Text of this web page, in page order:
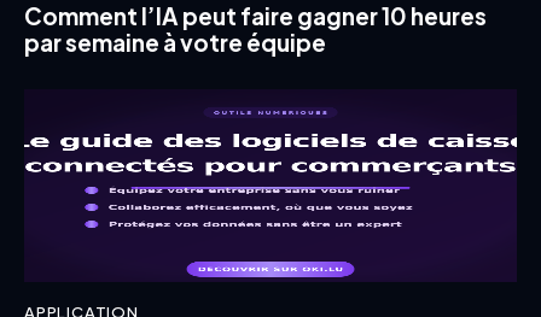
Comment l’IA peut faire gagner 10 heures
par semaine à votre équipe
APPLICATION